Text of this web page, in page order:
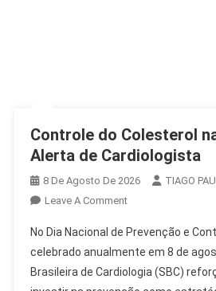
Controle do Colesterol
Alerta de Cardiologista
8 De Agosto De 2026
TIAGO
Leave A CommentOn
Do
Colesterol
Na
No Dia Nacional de Prevenção e
celebrado anualmente em 8 de
Brasileira de Cardiologia (SBC)